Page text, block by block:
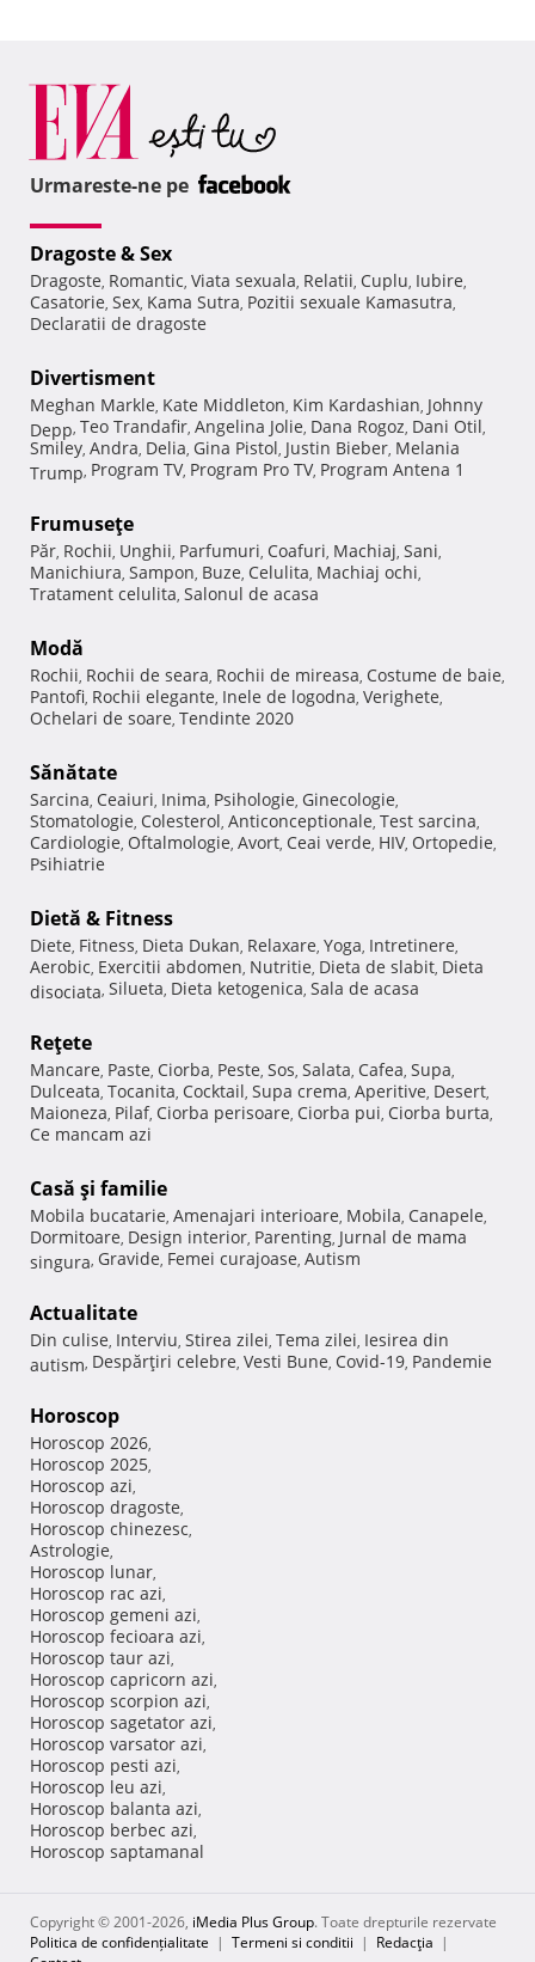
Urmareste-ne pe
Dragoste & Sex
Dragoste, Romantic, Viata sexuala, Relatii, Cuplu, Iubire,
Casatorie, Sex, Kama Sutra, Pozitii sexuale Kamasutra,
Declaratii de dragoste
Divertisment
Meghan Markle, Kate Middleton, Kim Kardashian, Johnny
Depp, Teo Trandafir, Angelina Jolie, Dana Rogoz, Dani Otil,
Smiley, Andra, Delia, Gina Pistol, Justin Bieber, Melania
Trump, Program TV, Program Pro TV, Program Antena 1
Frumuseţe
Păr, Rochii, Unghii, Parfumuri, Coafuri, Machiaj, Sani,
Manichiura, Sampon, Buze, Celulita, Machiaj ochi,
Tratament celulita, Salonul de acasa
Modă
Rochii, Rochii de seara, Rochii de mireasa, Costume de baie,
Pantofi, Rochii elegante, Inele de logodna, Verighete,
Ochelari de soare, Tendinte 2020
Sănătate
Sarcina, Ceaiuri, Inima, Psihologie, Ginecologie,
Stomatologie, Colesterol, Anticonceptionale, Test sarcina,
Cardiologie, Oftalmologie, Avort, Ceai verde, HIV, Ortopedie,
Psihiatrie
Dietă & Fitness
Diete, Fitness, Dieta Dukan, Relaxare, Yoga, Intretinere,
Aerobic, Exercitii abdomen, Nutritie, Dieta de slabit, Dieta
disociata, Silueta, Dieta ketogenica, Sala de acasa
Reţete
Mancare, Paste, Ciorba, Peste, Sos, Salata, Cafea, Supa,
Dulceata, Tocanita, Cocktail, Supa crema, Aperitive, Desert,
Maioneza, Pilaf, Ciorba perisoare, Ciorba pui, Ciorba burta,
Ce mancam azi
Casă şi familie
Mobila bucatarie, Amenajari interioare, Mobila, Canapele,
Dormitoare, Design interior, Parenting, Jurnal de mama
singura, Gravide, Femei curajoase, Autism
Actualitate
Din culise, Interviu, Stirea zilei, Tema zilei, Iesirea din
autism, Despărţiri celebre, Vesti Bune, Covid-19, Pandemie
Horoscop
Horoscop 2026,
Horoscop 2025,
Horoscop azi,
Horoscop dragoste,
Horoscop chinezesc,
Astrologie,
Horoscop lunar,
Horoscop rac azi,
Horoscop gemeni azi,
Horoscop fecioara azi,
Horoscop taur azi,
Horoscop capricorn azi,
Horoscop scorpion azi,
Horoscop sagetator azi,
Horoscop varsator azi,
Horoscop pesti azi,
Horoscop leu azi,
Horoscop balanta azi,
Horoscop berbec azi,
Horoscop saptamanal
Copyright © 2001-2026, iMedia Plus Group. Toate drepturile rezervate
Politica de confidențialitate | Termeni si conditii | Redacţia |